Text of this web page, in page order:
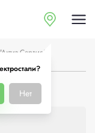
Нет
Сервис"